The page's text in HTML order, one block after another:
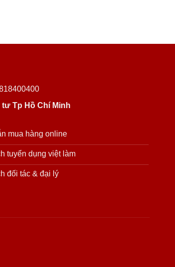
Tp Hồ Chí Minh
mua hàng online
tuyển dụng việt làm
đối tác & đại lý